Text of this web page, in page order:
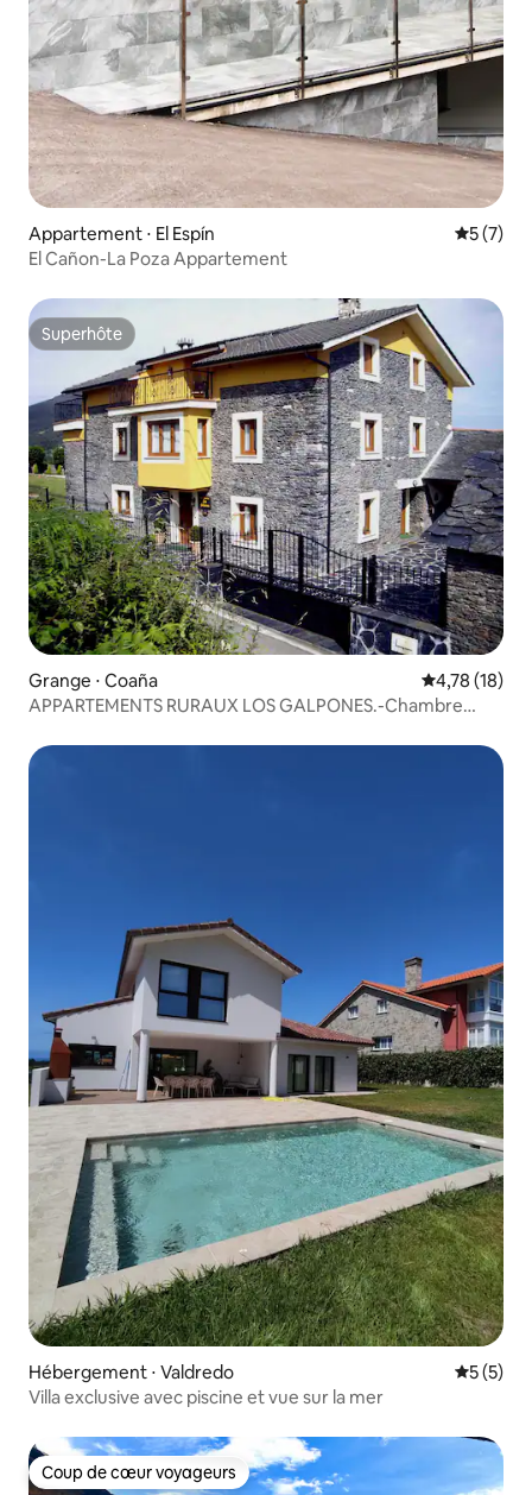
Appartement ⋅ El Espín
5 (7)
El Cañon-La Poza Appartement
Superhôte
Superhôte
Grange ⋅ Coaña Évaluation
4,78 (18)
APPARTEMENTS RURAUX LOS GALPONES.-Chambre
Hébergement ⋅ Valdredo
5 (5)
Villa exclusive avec piscine et vue sur la mer
Coup de cœur voyageurs
Coup de cœur voyageurs